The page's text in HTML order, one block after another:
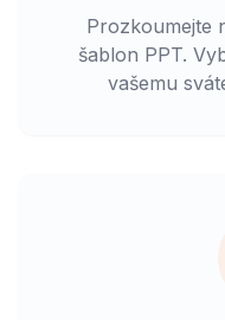
Prozkoumejte
šablon PPT.
vašemu